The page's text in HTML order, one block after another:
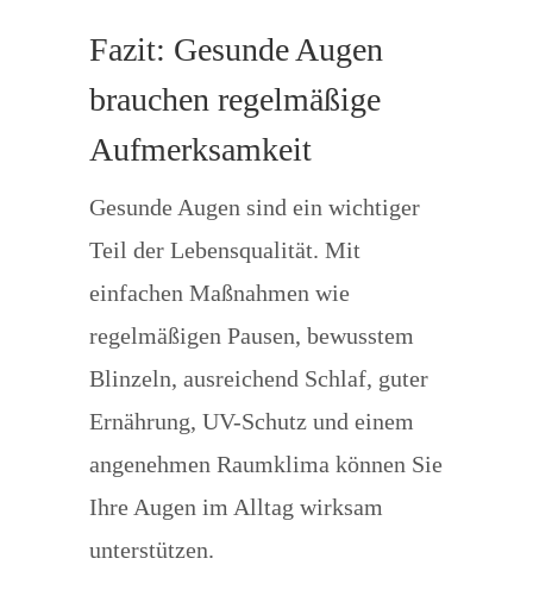
Fazit: Gesunde Augen
brauchen regelmäßige
Aufmerksamkeit
Gesunde Augen sind ein wichtiger
Teil der Lebensqualität. Mit
einfachen Maßnahmen wie
regelmäßigen Pausen, bewusstem
Blinzeln, ausreichend Schlaf, guter
Ernährung, UV-Schutz und einem
angenehmen Raumklima können Sie
Ihre Augen im Alltag wirksam
unterstützen.